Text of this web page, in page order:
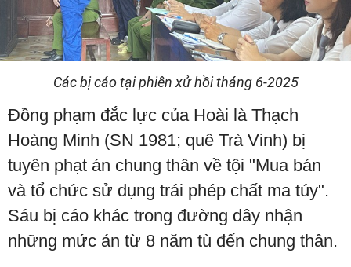
Các bị cáo tại phiên xử hồi tháng 6-2025
Đồng phạm đắc lực của Hoài là Thạch
Hoàng Minh (SN 1981; quê Trà Vinh) bị
tuyên phạt án chung thân về tội "Mua bán
và tổ chức sử dụng trái phép chất ma túy".
Sáu bị cáo khác trong đường dây nhận
những mức án từ 8 năm tù đến chung thân.